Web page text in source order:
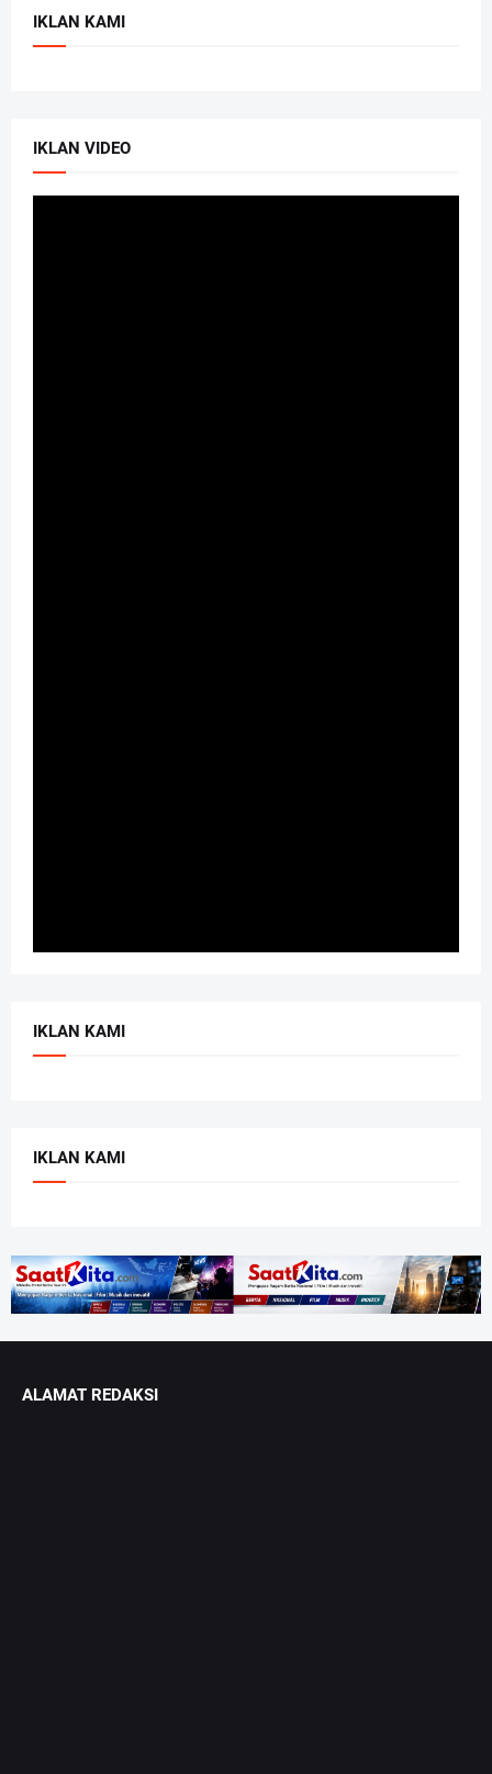
IKLAN KAMI
IKLAN VIDEO
IKLAN KAMI
IKLAN KAMI
ALAMAT REDAKSI